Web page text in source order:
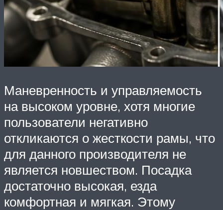
Маневренность и управляемость
на высоком уровне, хотя многие
пользователи негативно
откликаются о жесткости рамы, что
для данного производителя не
является новшеством. Посадка
достаточно высокая, езда
комфортная и мягкая. Этому